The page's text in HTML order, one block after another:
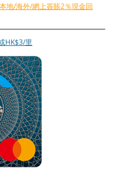
地/海外/網上簽賬2％現金回
HK$3/里